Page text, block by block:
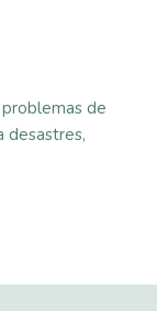
de
desastres,